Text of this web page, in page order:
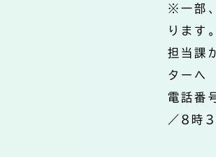
※一部
ります。
担当課
ターへ
電話
／8時